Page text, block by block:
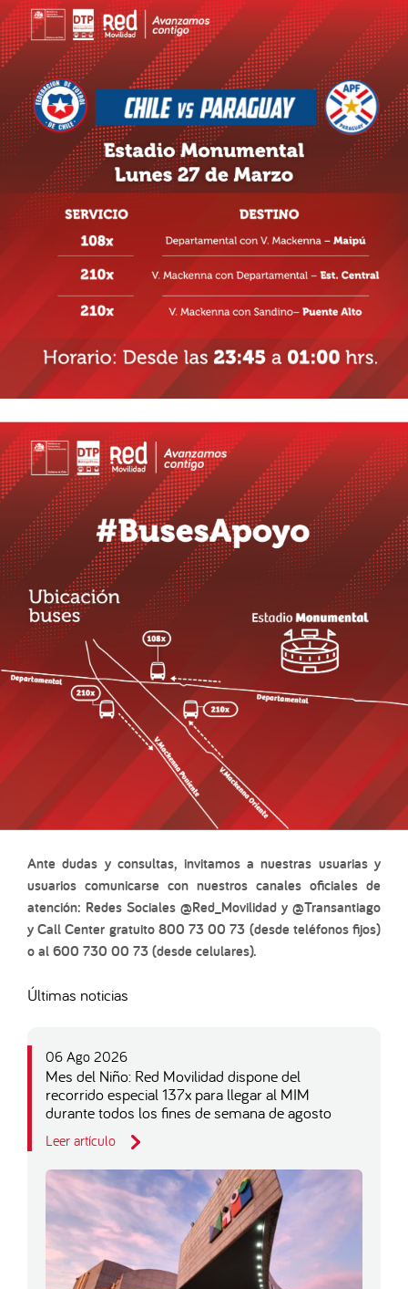
Ante dudas y consultas, invitamos a nuestras usuarias y
usuarios comunicarse con nuestros canales oficiales de
atención: Redes Sociales @Red_Movilidad y @Transantiago
y Call Center gratuito 800 73 00 73 (desde teléfonos fijos)
o al 600 730 00 73 (desde celulares).
Últimas noticias
06 Ago 2026
Mes del Niño: Red Movilidad dispone del
recorrido especial 137x para llegar al MIM
durante todos los fines de semana de agosto
Leer artículo